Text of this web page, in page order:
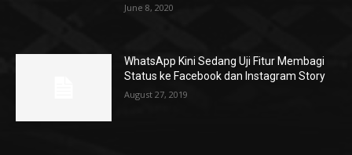
June 8, 2020
WhatsApp Kini Sedang Uji Fitur Membagi
Status ke Facebook dan Instagram Story
August 27, 2019